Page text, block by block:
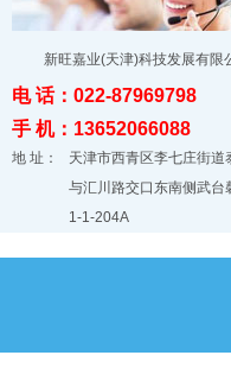
新旺嘉业(天津)科技发展有限
电 话：022-87969798
手 机：13652066088
地 址：
天津市西青区李七庄街道
与汇川路交口东南侧武台
1-1-204A